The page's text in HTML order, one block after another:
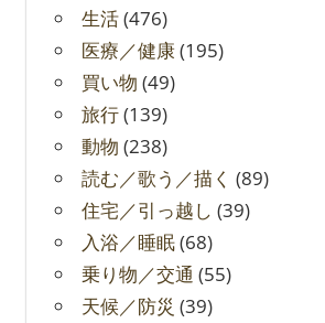
生活(476)
医療／健康(195)
買い物 (49)
旅行(139)
動物 (238)
読む／歌う／描く (89)
住宅／引っ越し (39)
入浴／睡眠(68)
乗り物／交通 (55)
天候／防災 (39)